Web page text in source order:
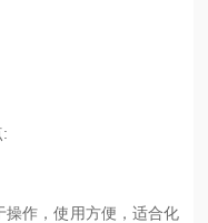
作，使用方便，适合化